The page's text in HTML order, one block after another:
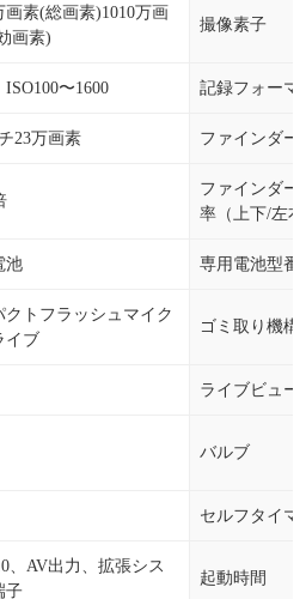
円 16.02%
円 0円
円 0円
円 +700円
円 +135円
0円
0円
画素(総画素)1010万画
画素)
撮像素子
ISO100〜1600 記録フォーマ
23万画素 ファインダー
ファインダー
率（上下/左
池 専用電池型番
クトフラッシュマイク
イブ
ゴミ取り機構
ライブビュー
バルブ
セルフタイマ
、AV出力、拡張シス
子
起動時間